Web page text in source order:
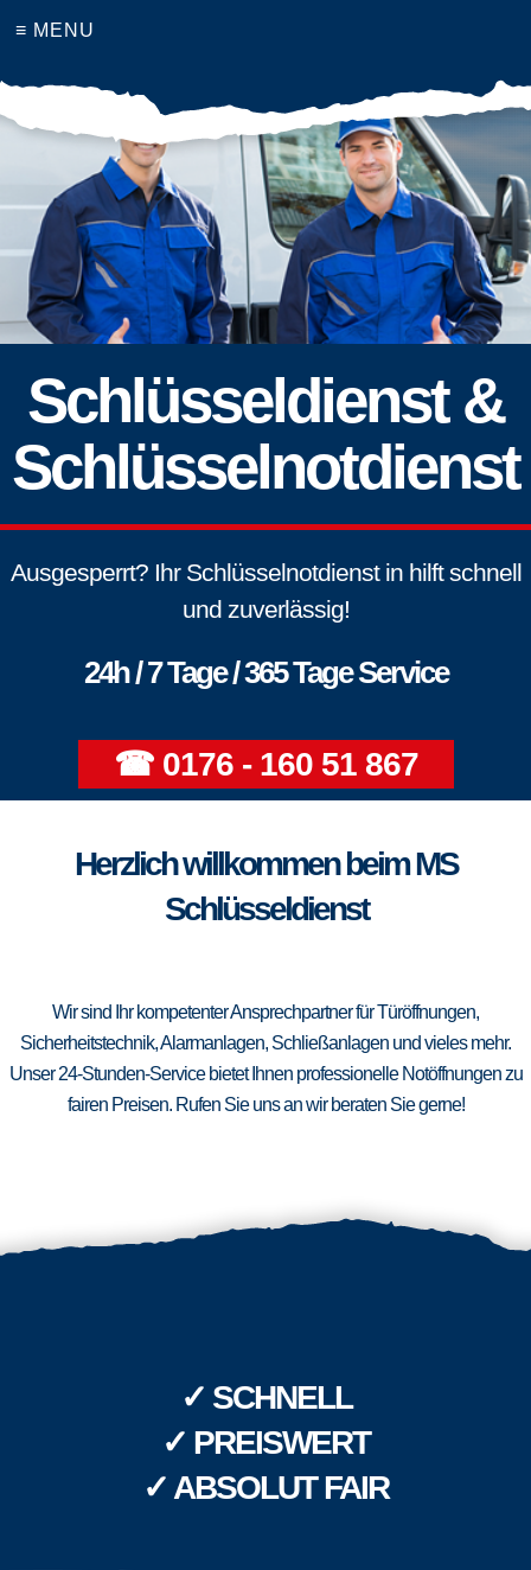
≡ MENU
Schlüsseldienst &
Schlüsselnotdienst
Ausgesperrt? Ihr Schlüsselnotdienst in hilft schnell
und zuverlässig!
24h / 7 Tage / 365 Tage Service
☎ 0176 - 160 51 867
Herzlich willkommen beim MS
Schlüsseldienst
Wir sind Ihr kompetenter Ansprechpartner für Türöffnungen,
Sicherheitstechnik, Alarmanlagen, Schließanlagen und vieles mehr.
Unser 24-Stunden-Service bietet Ihnen professionelle Notöffnungen zu
fairen Preisen. Rufen Sie uns an wir beraten Sie gerne!
✓ SCHNELL
✓ PREISWERT
✓ ABSOLUT FAIR